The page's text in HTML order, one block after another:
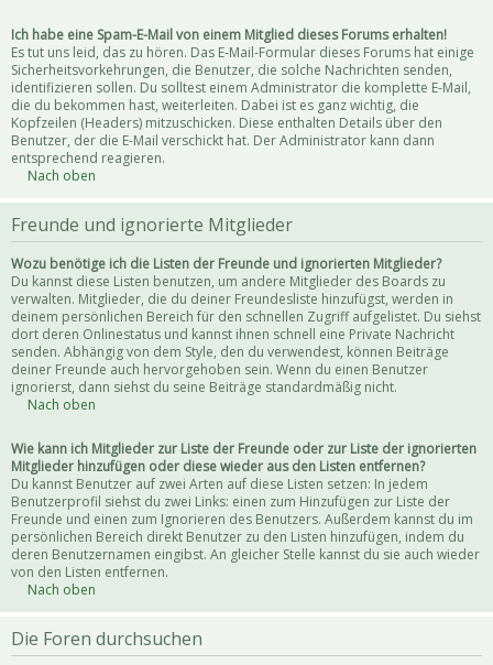
Ich habe eine Spam-E-Mail von einem Mitglied dieses Forums erhalten!
Es tut uns leid, das zu hören. Das E-Mail-Formular dieses Forums hat einige
Sicherheitsvorkehrungen, die Benutzer, die solche Nachrichten senden,
identifizieren sollen. Du solltest einem Administrator die komplette E-Mail,
die du bekommen hast, weiterleiten. Dabei ist es ganz wichtig, die
Kopfzeilen (Headers) mitzuschicken. Diese enthalten Details über den
Benutzer, der die E-Mail verschickt hat. Der Administrator kann dann
entsprechend reagieren.
Nach oben
Freunde und ignorierte Mitglieder
Wozu benötige ich die Listen der Freunde und ignorierten Mitglieder?
Du kannst diese Listen benutzen, um andere Mitglieder des Boards zu
verwalten. Mitglieder, die du deiner Freundesliste hinzufügst, werden in
deinem persönlichen Bereich für den schnellen Zugriff aufgelistet. Du siehst
dort deren Onlinestatus und kannst ihnen schnell eine Private Nachricht
senden. Abhängig von dem Style, den du verwendest, können Beiträge
deiner Freunde auch hervorgehoben sein. Wenn du einen Benutzer
ignorierst, dann siehst du seine Beiträge standardmäßig nicht.
Nach oben
Wie kann ich Mitglieder zur Liste der Freunde oder zur Liste der ignorierten
Mitglieder hinzufügen oder diese wieder aus den Listen entfernen?
Du kannst Benutzer auf zwei Arten auf diese Listen setzen: In jedem
Benutzerprofil siehst du zwei Links: einen zum Hinzufügen zur Liste der
Freunde und einen zum Ignorieren des Benutzers. Außerdem kannst du im
persönlichen Bereich direkt Benutzer zu den Listen hinzufügen, indem du
deren Benutzernamen eingibst. An gleicher Stelle kannst du sie auch wieder
von den Listen entfernen.
Nach oben
Die Foren durchsuchen